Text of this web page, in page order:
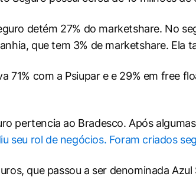
detém 27% do marketshare. No
que tem 3% de marketshare. Ela
71% com a Psiupar e e 29% em free
pertencia ao Bradesco. Após
seu rol de negócios. Foram criados
que passou a ser denominada